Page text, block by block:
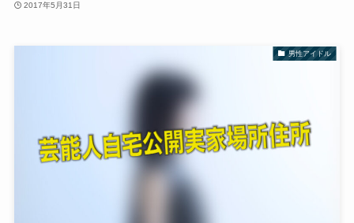
2017年5月31日
男性アイドル